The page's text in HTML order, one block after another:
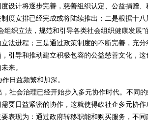
度设计将逐步完善，慈善组织认定、公益捐赠、
度安排已经完成或将陆续推出；二是根据十八
组织立法，规范和引导各类社会组织健康发展”
法进程；三是通过政策制度的不断完善，充分
引导和推动建立积极包容的公益慈善文化，这
来。
日益频繁和加深。
社会治理已经开始步入多元协作时代。不同的
要日益紧密的协作，这就使得政社企多元协作
表现为：通过政府转移职能和购买服务，不同